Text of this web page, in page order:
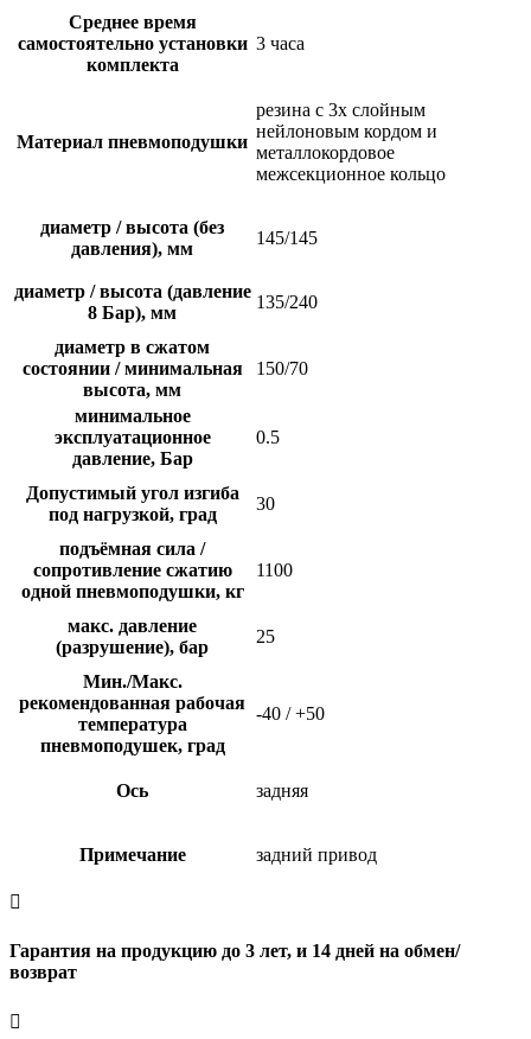
Среднее время
самостоятельно установки
комплекта
3 часа
Материал пневмоподушки
резина с 3х слойным
нейлоновым кордом и
металлокордовое
межсекционное кольцо
диаметр / высота (без
давления), мм
145/145
диаметр / высота (давление
8 Бар), мм
135/240
диаметр в сжатом
состоянии / минимальная
высота, мм
150/70
минимальное
эксплуатационное
давление, Бар
0.5
Допустимый угол изгиба
под нагрузкой, град
30
подъёмная сила /
сопротивление сжатию
одной пневмоподушки, кг
1100
макс. давление
(разрушение), бар
25
Мин./Макс.
рекомендованная рабочая
температура
пневмоподушек, град
-40 / +50
Ось задняя
Примечание задний привод

Гарантия на продукцию до 3 лет, и 14 дней на обмен/
возврат
